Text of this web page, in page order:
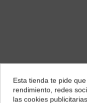
Págalo a
¿Dónde
Esta tienda te pide
rendimiento, redes
las cookies